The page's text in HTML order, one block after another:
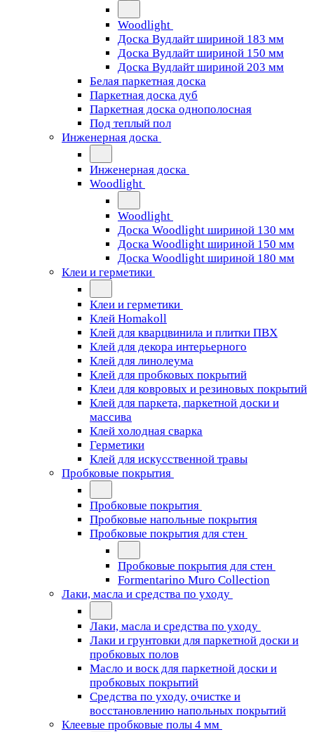
Woodlight
Доска Вудлайт шириной 183 мм
Доска Вудлайт шириной 150 мм
Доска Вудлайт шириной 203 мм
Белая паркетная доска
Паркетная доска дуб
Паркетная доска однополосная
Под теплый пол
Инженерная доска
Инженерная доска
Woodlight
Woodlight
Доска Woodlight шириной 130 мм
Доска Woodlight шириной 150 мм
Доска Woodlight шириной 180 мм
Клеи и герметики
Клеи и герметики
Клей Homakoll
Клей для кварцвинила и плитки ПВХ
Клей для декора интерьерного
Клей для линолеума
Клей для пробковых покрытий
Клеи для ковровых и резиновых покрытий
Клей для паркета, паркетной доски и
массива
Клей холодная сварка
Герметики
Клей для искусственной травы
Пробковые покрытия
Пробковые покрытия
Пробковые напольные покрытия
Пробковые покрытия для стен
Пробковые покрытия для стен
Formentarino Muro Collection
Лаки, масла и средства по уходу
Лаки, масла и средства по уходу
Лаки и грунтовки для паркетной доски и
пробковых полов
Масло и воск для паркетной доски и
пробковых покрытий
Средства по уходу, очистке и
восстановлению напольных покрытий
Клеевые пробковые полы 4 мм